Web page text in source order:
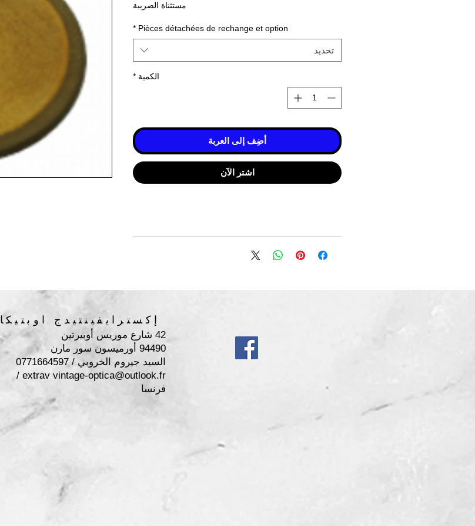
مستثناة الضريبة
Pièces détachées de rechange et option
*
تحديد
الكمية *
أضِف إلى العربة
اشترِ الآن
إكسترايفينتيدج اوبتيكا
42 شارع موريس أوبيرتين
94490 أورميسون سور مارن
السيد جيروم الخروبي / 0771664597
extrav vintage-optica@outlook.fr
/
فرنسا